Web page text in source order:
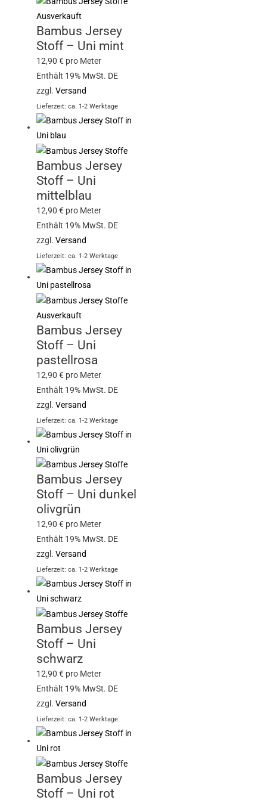
Ausverkauft
Bambus Jersey
Stoff – Uni mint
12,90€ pro Meter
Enthält 19% MwSt. DE
zzgl.Versand
Lieferzeit: ca. 1-2 Werktage
Bambus Jersey
Stoff – Uni
mittelblau
12,90€ pro Meter
Enthält 19% MwSt. DE
zzgl.Versand
Lieferzeit: ca. 1-2 Werktage
Ausverkauft
Bambus Jersey
Stoff – Uni
pastellrosa
12,90€ pro Meter
Enthält 19% MwSt. DE
zzgl.Versand
Lieferzeit: ca. 1-2 Werktage
Bambus Jersey
Stoff – Uni dunkel
olivgrün
12,90€ pro Meter
Enthält 19% MwSt. DE
zzgl.Versand
Lieferzeit: ca. 1-2 Werktage
Bambus Jersey
Stoff – Uni
schwarz
12,90€ pro Meter
Enthält 19% MwSt. DE
zzgl.Versand
Lieferzeit: ca. 1-2 Werktage
Bambus Jersey
Stoff – Uni rot